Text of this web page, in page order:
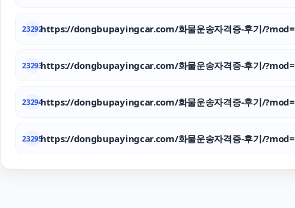
23292https://dongbupayingcar.com/화물운송자격증-후기/
23293https://dongbupayingcar.com/화물운송자격증-후기/
23294https://dongbupayingcar.com/화물운송자격증-후기/
23295https://dongbupayingcar.com/화물운송자격증-후기/